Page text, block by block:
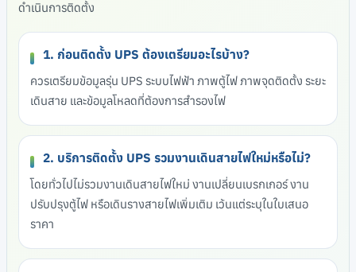
ดำเนินการติดตั้ง
1. ก่อนติดตั้ง UPS ต้องเตรียมอะไรบ้าง?
ควรเตรียมข้อมูลรุ่น UPS ระบบไฟฟ้า ภาพตู้ไฟ ภาพจุดติดตั้ง ระยะ
เดินสาย และข้อมูลโหลดที่ต้องการสำรองไฟ
2. บริการติดตั้ง UPS รวมงานเดินสายไฟใหม่หรือไม่?
โดยทั่วไปไม่รวมงานเดินสายไฟใหม่ งานเปลี่ยนเบรกเกอร์ งาน
ปรับปรุงตู้ไฟ หรือเดินรางสายไฟเพิ่มเติม เว้นแต่ระบุในใบเสนอ
ราคา